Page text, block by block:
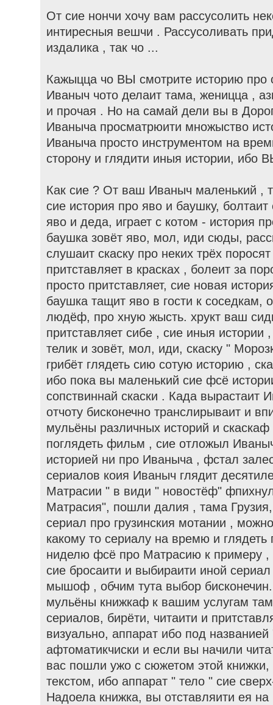
От сие нончи хочу вам рассусолить
интиресныя вешчи . Рассусоливать
издалика , так чо ...
Кажыцца чо ВЫ смотрите историю про
Иваныч чото делаит тама, женицца ,
и прочая . Но на самай дели вы в
Иваныча просматрюити множыство
Иваныча просто инструментом на
сторону и глядити иныя истории, ибо
Как сие ? От ваш Иваныч маленький ,
сие история про яво и баушку,
яво и деда, играет с котом - история
баушка зовёт яво, мол, иди сюды,
слушаит скаску про неких трёх
притставляет в красках , болеит за
просто притставляет, сие новая
баушка тащит яво в гости к соседкам,
людёф, про хную жысть. хрукт ваш
притставляет сибе , сие иныя
телик и зовёт, мол, иди, скаску "
грибёт глядеть сию сотую историю ,
ибо пока вы маленький сие фсё
сопствиннай скаски . Када вырастаит
отчоту бисконечно транслирываит и
мульёны различных историй и
поглядеть фильм , сие отложыл
историей ни про Иваныча , фстал
сериалов коия Иваныч глядит
Матрасии " в види " новостёф"
Матрасия", пошли далия , тама
сериал про грузинския мотании ,
какому то сериалу на времю и
ниделю фсё про Матрасию к примеру
сие бросаити и выбираити иной
мышоф , обчим тута выбор
мульёны книжкаф к вашим услугам
сериалов, бирёти, читаити и
визуально, аппарат ибо под
афтоматикчиски и если вы начили
вас пошли ужо с сюжетом этой книжки,
текстом, ибо аппарат " тело " сие
Надоела книжка, вы отставляити ея